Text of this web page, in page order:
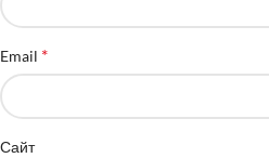
Email *
Сайт